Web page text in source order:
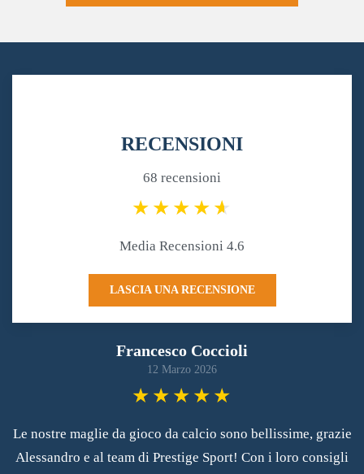
RECENSIONI
68 recensioni
Media Recensioni 4.6
LASCIA UNA RECENSIONE
Francesco Coccioli
12 Marzo 2026
Le nostre maglie da gioco da calcio sono bellissime, grazie
Alessandro e al team di Prestige Sport! Con i loro consigli